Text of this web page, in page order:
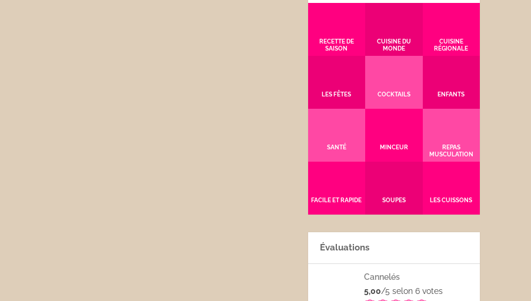
RECETTE DE
SAISON
CUISINE DU
MONDE
CUISINE
RÉGIONALE
LES FÊTES COCKTAILS ENFANTS
SANTÉ MINCEUR
REPAS
MUSCULATION
FACILE ET RAPIDE SOUPES LES CUISSONS
Évaluations
Cannelés
5,00/5 selon 6 votes